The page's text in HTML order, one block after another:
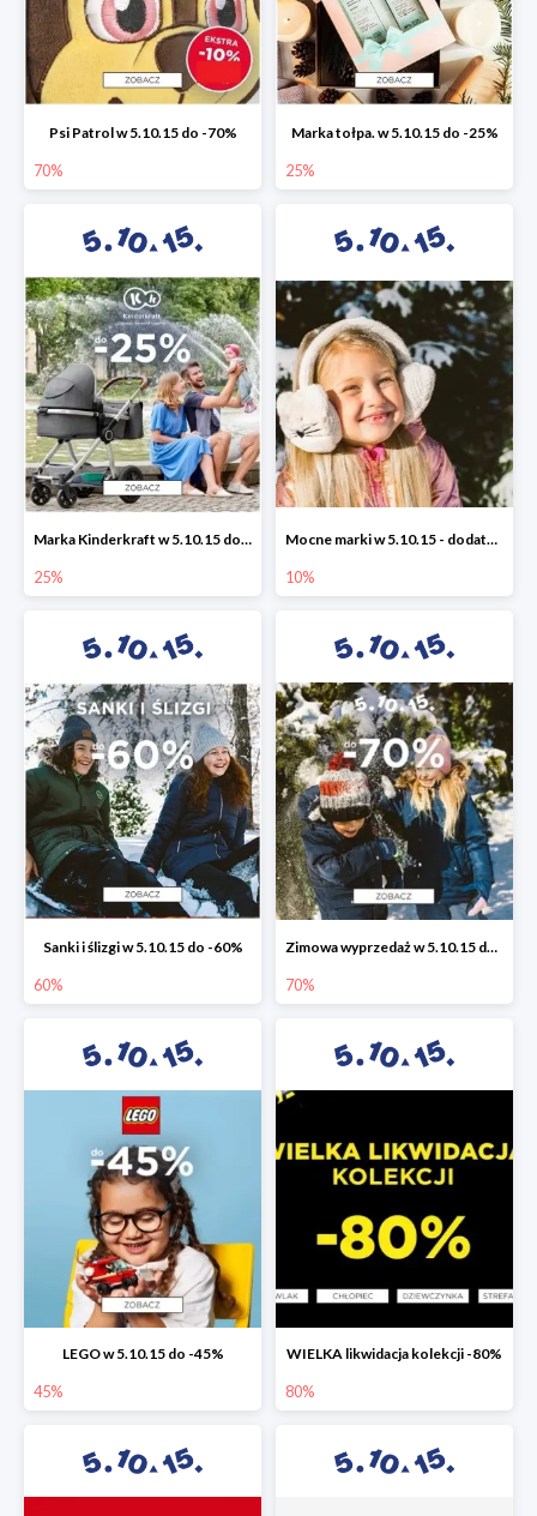
Psi Patrol w 5.10.15 do -70%
70%
Marka tołpa. w 5.10.15 do -25%
25%
Marka Kinderkraft w 5.10.15 do -25%
25%
Mocne marki w 5.10.15 - dodatkowe -10% rabatu
10%
Sanki i ślizgi w 5.10.15 do -60%
60%
Zimowa wyprzedaż w 5.10.15 do -70%
70%
LEGO w 5.10.15 do -45%
45%
WIELKA likwidacja kolekcji -80%
80%